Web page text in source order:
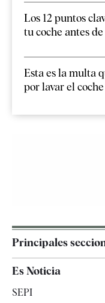
Los 12 puntos
tu coche antes
Esta es la multa
por lavar el
Principales
España
Es Noticia
SEPI